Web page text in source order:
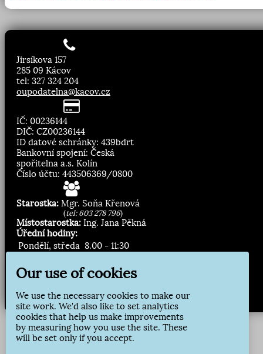
Jirsíkova 157
285 09 Kácov
tel: 327 324 204
oupodatelna@kacov.cz
IČ: 00236144
DIČ: CZ00236144
ID datové schránky: 439bdrt
Bankovní spojení: Česká
spořitelna a.s. Kolín
Číslo účtu: 443506369/0800
Starostka: Mgr. Soňa Křenová
(tel: 603 278 796)
Místostarostka: Ing. Jana Pěkná
Úřední hodiny:
Pondělí, středa 8.00 - 11:30
Zasílání novinek:
Přihlásit odběr
Our use of cookies
We use the necessary cookies to make our
site work. We'd also like to set analytics
cookies that help us make improvements
by measuring how you use the site. These
will be set only if you accept.